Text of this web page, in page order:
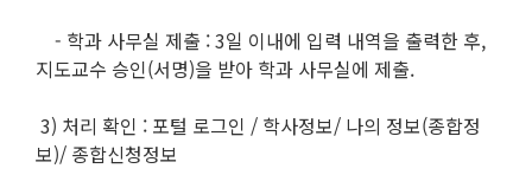
- 학과 사무실 제출 : 3일 이내에 입력 내역을 출력한 후,
지도교수 승인(서명)을 받아 학과 사무실에 제출.
3) 처리 확인 : 포털 로그인 / 학사정보/ 나의 정보(종합정
보)/ 종합신청정보